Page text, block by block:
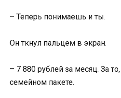
– Теперь понимаешь и ты.
Он ткнул пальцем в экран.
– 7 880 рублей за месяц. За
семейном пакете.